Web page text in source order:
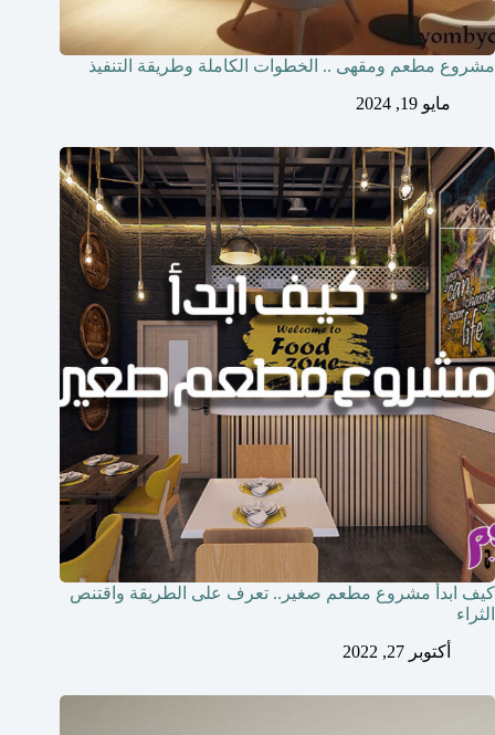
مشروع مطعم ومقهى .. الخطوات الكاملة وطريقة التنفيذ
مايو 19, 2024
كيف ابدأ مشروع مطعم صغير.. تعرف على الطريقة واقتنص
الثراء
أكتوبر 27, 2022